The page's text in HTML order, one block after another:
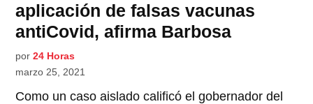
aplicación de falsas vacunas
antiCovid, afirma Barbosa
por 24 Horas
marzo 25, 2021
Como un caso aislado calificó el gobernador del